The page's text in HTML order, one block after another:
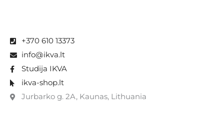
+370 610 13373
info@ikva.lt
Studija IKVA
ikva-shop.lt
Jurbarko g. 2A, Kaunas, Lithuania